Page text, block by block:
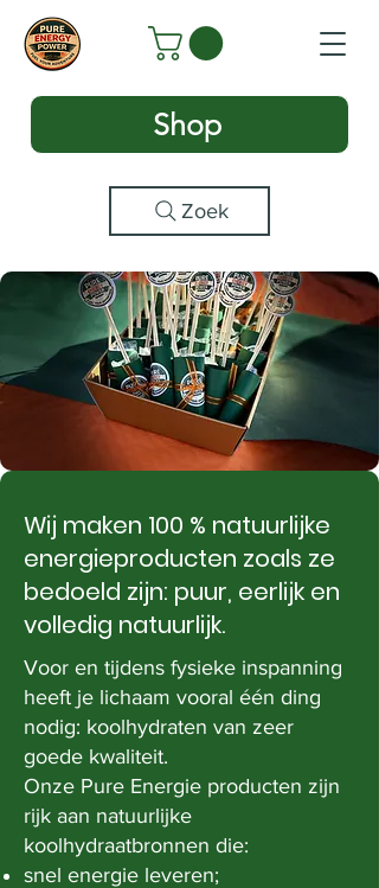
Shop
Zoek
Wij maken 100 % natuurlijke
energieproducten zoals ze
bedoeld zijn: puur, eerlijk en
volledig natuurlijk.
Voor en tijdens fysieke inspanning
heeft je lichaam vooral één ding
nodig: koolhydraten van zeer
goede kwaliteit.
Onze Pure Energie producten zijn
rijk aan natuurlijke
koolhydraatbronnen die:
snel energie leveren;